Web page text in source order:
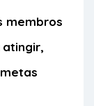
membros